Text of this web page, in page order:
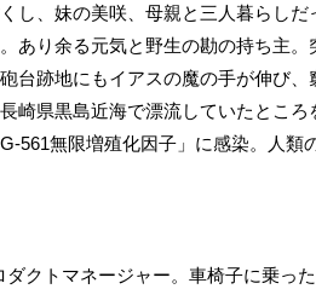
し、妹の美咲、母親と三人暮らし
あり余る元気と野生の勘の持ち主
台跡地にもイアスの魔の手が伸び
崎県黒島近海で漂流していたとこ
561無限増殖化因子」に感染。人類
クトマネージャー。車椅子に乗っ